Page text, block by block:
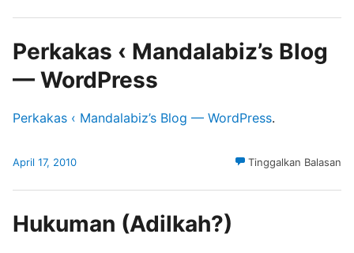
Perkakas ‹ Mandalabiz’s Blog
— WordPress
Perkakas ‹ Mandalabiz’s Blog — WordPress.
April 17, 2010 Tinggalkan Balasan
Hukuman (Adilkah?)